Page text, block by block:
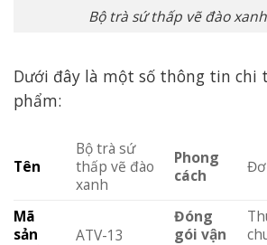
Bộ trà sứ thấp vẽ đào
Dưới đây là một số thông tin chi
phẩm:
Tên
Bộ trà sứ
thấp vẽ đào
xanh
Phong
cách
Mã
sản
ATV-13
Đóng
gói vận